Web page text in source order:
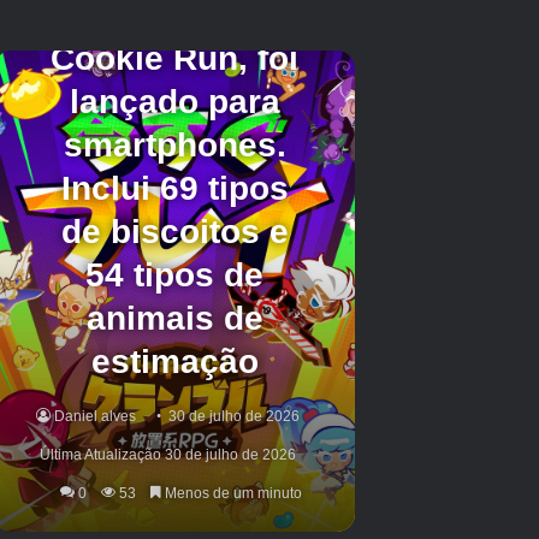
Paciente
Os pacientes Mii ficam felizes sendo eles
mesmos e raramente se preocupam com o que
os outros pensam deles.
Movimento – 1
Discurso – 2
Energia – 3
Atitude – 4
Geral – 5